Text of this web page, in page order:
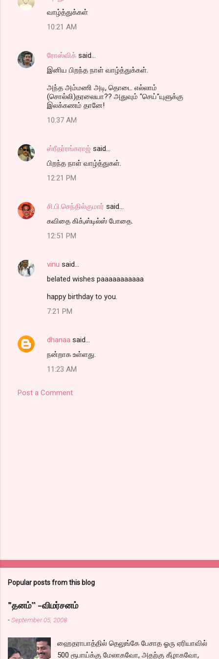
வாழ்த்துக்கள்
10:21 AM
ரோஸ்விக் said…
இனிய பிறந்த நாள் வாழ்த்துக்கள்.
அந்த அம்மணி அடி, தொடை எல்லாம்
(சொல்லி)தரலையா?? அதுவும் "செய்"யுளுக்கு
இலக்கணம் தானே!
10:37 AM
ஸ்ரீதர்ரங்கராஜ் said…
பிறந்த நாள் வாழ்த்துகள்.
12:21 PM
சி.பி.செந்தில்குமார் said…
கவிதை கிக்,ஸ்டில்ஸ் போதை.
12:51 PM
vinu said…
belated wishes paaaaaaaaaaa
happy birthday to you.
7:21 PM
dhanaa said…
நன்றாக உள்ளது.
11:23 AM
Post a Comment
Popular posts from this blog
"தனம்” -விமர்சனம்
-September 05, 2008
ஹைதராபாத்தில் தெலுங்கே பேசாத ஓரு ஏரியாவில்
500 ரூபாய்க்கு மேலாகவோ, அதற்கு கீழாகவோ,